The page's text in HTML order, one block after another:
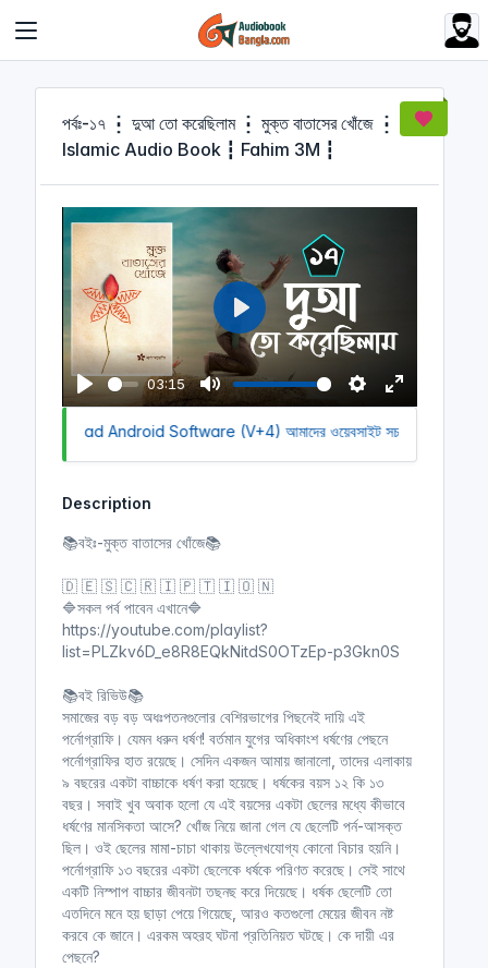
পর্বঃ-১৭ ┇ দুআ তো করেছিলাম ┇ মুক্ত বাতাসের খোঁজে ┇
Islamic Audio Book ┇ Fahim 3M ┇
P
l
03:15
M
u
S
e
E
n
c
n
P
l
a
y
Download Android Software (V+4) আমাদের ওয়েবসাইট সচল রাখতে
Description
📚বইঃ-মুক্ত বাতাসের খোঁজে📚
🇩 🇪 🇸 🇨 🇷 🇮 🇵 🇹 🇮 🇴 🇳
🔷সকল পর্ব পাবেন এখানে🔷
https://youtube.com/playlist?
list=PLZkv6D_e8R8EQkNitdS0OTzEp-p3Gkn0S
📚বই রিভিউ📚
সমাজের বড় বড় অধঃপতনগুলোর বেশিরভাগের পিছনেই দায়ি এই
পর্নোগ্রাফি। যেমন ধরুন ধর্ষণ! বর্তমান যুগের অধিকাংশ ধর্ষণের পেছনে
পর্নোগ্রাফির হাত রয়েছে। সেদিন একজন আমায় জানালো, তাদের এলাকায়
৯ বছরের একটা বাচ্চাকে ধর্ষণ করা হয়েছে। ধর্ষকের বয়স ১২ কি ১৩
বছর। সবাই খুব অবাক হলো যে এই বয়সের একটা ছেলের মধ্যে কীভাবে
ধর্ষণের মানসিকতা আসে? খোঁজ নিয়ে জানা গেল যে ছেলেটি পর্ন-আসক্ত
ছিল। ওই ছেলের মামা-চাচা থাকায় উল্লেখযোগ্য কোনো বিচার হয়নি।
পর্নোগ্রাফি ১৩ বছরের একটা ছেলেকে ধর্ষকে পরিণত করেছে। সেই সাথে
একটি নিস্পাপ বাচ্চার জীবনটা তছনছ করে দিয়েছে। ধর্ষক ছেলেটি তো
এতদিনে মনে হয় ছাড়া পেয়ে গিয়েছে, আরও কতগুলো মেয়ের জীবন নষ্ট
করবে কে জানে। এরকম অহরহ ঘটনা প্রতিনিয়ত ঘটছে। কে দায়ী এর
পেছনে?